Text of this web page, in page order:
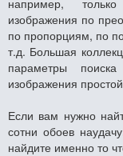
изображения по
по пропорциям, по
т.д. Большая
параметры
изображения
Если вам нужно
сотни обоев
найдите именно то